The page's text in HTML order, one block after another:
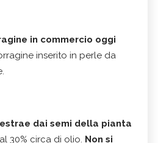
in commercio oggi
inserito in perle da
estrae dai semi della pianta
30% circa di olio. Non si